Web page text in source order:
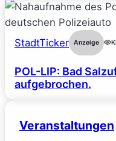
StadtTicker Anzeige
POL-LIP: Bad
aufgebrochen.
Veranstaltungen